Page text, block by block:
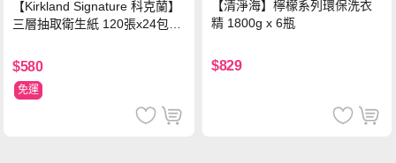
【Kirkland Signature 科克蘭】
三層抽取衛生紙 120張x24包x1
$580
免運
【清淨海】檸檬系列環保洗衣
精 1800g x 6瓶
$829